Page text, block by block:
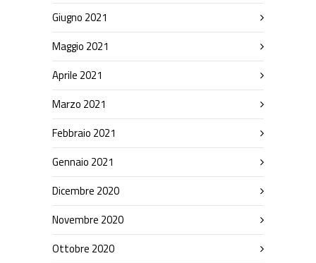
Giugno 2021
Maggio 2021
Aprile 2021
Marzo 2021
Febbraio 2021
Gennaio 2021
Dicembre 2020
Novembre 2020
Ottobre 2020